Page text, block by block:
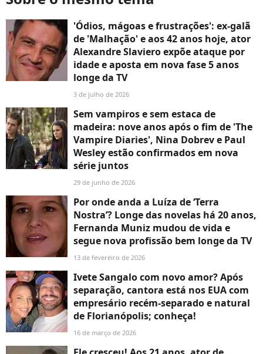
'Ódios, mágoas e frustrações': ex-galã
de 'Malhação' e aos 42 anos hoje, ator
Alexandre Slaviero expõe ataque por
idade e aposta em nova fase 5 anos
longe da TV
3 de julho de 2026
Sem vampiros e sem estaca de
madeira: nove anos após o fim de 'The
Vampire Diaries', Nina Dobrev e Paul
Wesley estão confirmados em nova
série juntos
29 de junho de 2026
Por onde anda a Luíza de ‘Terra
Nostra’? Longe das novelas há 20 anos,
Fernanda Muniz mudou de vida e
segue nova profissão bem longe da TV
13 de fevereiro de 2026
Ivete Sangalo com novo amor? Após
separação, cantora está nos EUA com
empresário recém-separado e natural
de Florianópolis; conheça!
16 de março de 2026